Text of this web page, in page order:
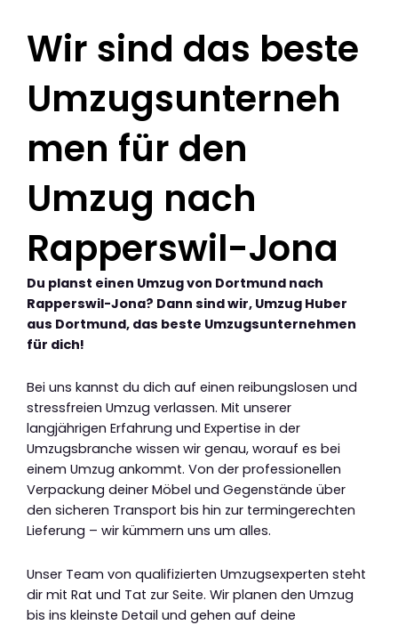
Wir sind das beste
Umzugsunterneh
men für den
Umzug nach
Rapperswil-Jona
Du planst einen Umzug von Dortmund nach
Rapperswil-Jona? Dann sind wir, Umzug Huber
aus Dortmund, das beste Umzugsunternehmen
für dich!
Bei uns kannst du dich auf einen reibungslosen und
stressfreien Umzug verlassen. Mit unserer
langjährigen Erfahrung und Expertise in der
Umzugsbranche wissen wir genau, worauf es bei
einem Umzug ankommt. Von der professionellen
Verpackung deiner Möbel und Gegenstände über
den sicheren Transport bis hin zur termingerechten
Lieferung – wir kümmern uns um alles.
Unser Team von qualifizierten Umzugsexperten steht
dir mit Rat und Tat zur Seite. Wir planen den Umzug
bis ins kleinste Detail und gehen auf deine